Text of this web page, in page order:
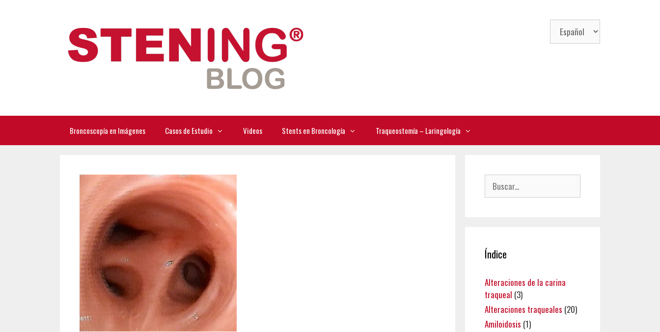
Elegir
Broncoscopía en Imágenes Casos de Estudio Videos Stents en Broncología Traqueostomía – Laringología
Buscar:
Índice
Alteraciones de la carina
traqueal (3)
Alteraciones traqueales (20)
Amiloidosis (1)